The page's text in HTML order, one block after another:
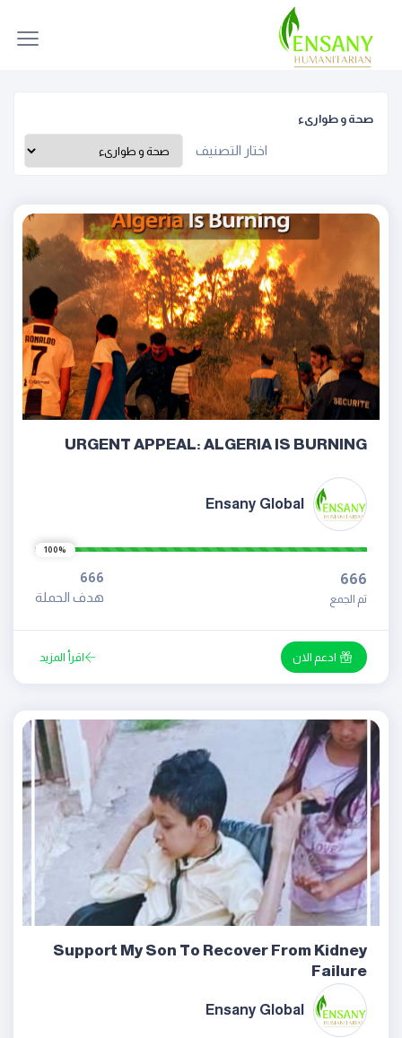
صحة و طوارىء
اختار التصنيف
URGENT APPEAL: ALGERIA IS BURNING
Ensany Global
100%
666
تم الجمع
666
هدف الحملة
ادعم الان اقرأ المزيد
Support My Son To Recover From Kidney
Failure
Ensany Global